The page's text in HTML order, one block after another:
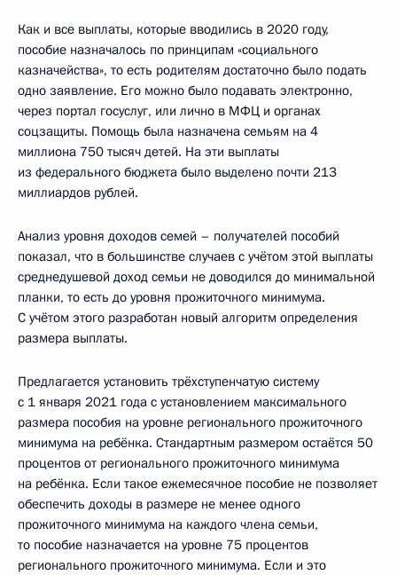
Как и все выплаты, которые вводились в 2020 году,
пособие назначалось по принципам «социального
казначейства», то есть родителям достаточно было подать
одно заявление. Его можно было подавать электронно,
через портал госуслуг, или лично в МФЦ и органах
соцзащиты. Помощь была назначена семьям на 4
миллиона 750 тысяч детей. На эти выплаты
из федерального бюджета было выделено почти 213
миллиардов рублей.
Анализ уровня доходов семей – получателей пособий
показал, что в большинстве случаев с учётом этой выплаты
среднедушевой доход семьи не доводился до минимальной
планки, то есть до уровня прожиточного минимума.
С учётом этого разработан новый алгоритм определения
размера выплаты.
Предлагается установить трёхступенчатую систему
с 1 января 2021 года с установлением максимального
размера пособия на уровне регионального прожиточного
минимума на ребёнка. Стандартным размером остаётся 50
процентов от регионального прожиточного минимума
на ребёнка. Если такое ежемесячное пособие не позволяет
обеспечить доходы в размере не менее одного
прожиточного минимума на каждого члена семьи,
то пособие назначается на уровне 75 процентов
регионального прожиточного минимума. Если и это